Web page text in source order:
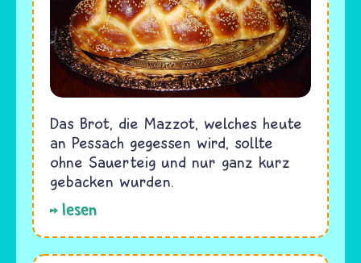
Das Brot, die Mazzot, welches heute
an Pessach gegessen wird, sollte
ohne Sauerteig und nur ganz kurz
gebacken wurden.
lesen